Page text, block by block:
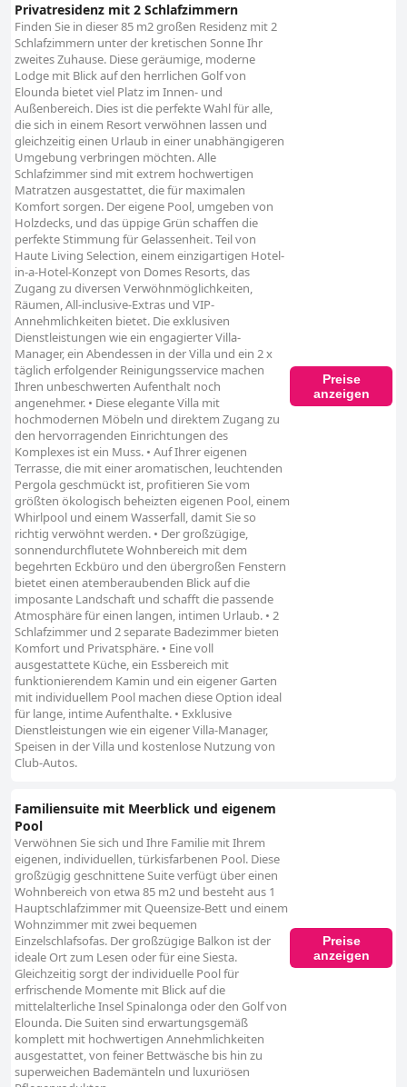
Privatresidenz mit 2 Schlafzimmern
Finden Sie in dieser 85 m2 großen Residenz mit 2
Schlafzimmern unter der kretischen Sonne Ihr
zweites Zuhause. Diese geräumige, moderne
Lodge mit Blick auf den herrlichen Golf von
Elounda bietet viel Platz im Innen- und
Außenbereich. Dies ist die perfekte Wahl für alle,
die sich in einem Resort verwöhnen lassen und
gleichzeitig einen Urlaub in einer unabhängigeren
Umgebung verbringen möchten. Alle
Schlafzimmer sind mit extrem hochwertigen
Matratzen ausgestattet, die für maximalen
Komfort sorgen. Der eigene Pool, umgeben von
Holzdecks, und das üppige Grün schaffen die
perfekte Stimmung für Gelassenheit. Teil von
Haute Living Selection, einem einzigartigen Hotel-
in-a-Hotel-Konzept von Domes Resorts, das
Zugang zu diversen Verwöhnmöglichkeiten,
Räumen, All-inclusive-Extras und VIP-
Annehmlichkeiten bietet. Die exklusiven
Dienstleistungen wie ein engagierter Villa-
Manager, ein Abendessen in der Villa und ein 2 x
täglich erfolgender Reinigungsservice machen
Ihren unbeschwerten Aufenthalt noch
angenehmer. • Diese elegante Villa mit
hochmodernen Möbeln und direktem Zugang zu
den hervorragenden Einrichtungen des
Komplexes ist ein Muss. • Auf Ihrer eigenen
Terrasse, die mit einer aromatischen, leuchtenden
Pergola geschmückt ist, profitieren Sie vom
größten ökologisch beheizten eigenen Pool, einem
Whirlpool und einem Wasserfall, damit Sie so
richtig verwöhnt werden. • Der großzügige,
sonnendurchflutete Wohnbereich mit dem
begehrten Eckbüro und den übergroßen Fenstern
bietet einen atemberaubenden Blick auf die
imposante Landschaft und schafft die passende
Atmosphäre für einen langen, intimen Urlaub. • 2
Schlafzimmer und 2 separate Badezimmer bieten
Komfort und Privatsphäre. • Eine voll
ausgestattete Küche, ein Essbereich mit
funktionierendem Kamin und ein eigener Garten
mit individuellem Pool machen diese Option ideal
für lange, intime Aufenthalte. • Exklusive
Dienstleistungen wie ein eigener Villa-Manager,
Speisen in der Villa und kostenlose Nutzung von
Club-Autos.
Preise
anzeigen
Familiensuite mit Meerblick und eigenem
Pool
Verwöhnen Sie sich und Ihre Familie mit Ihrem
eigenen, individuellen, türkisfarbenen Pool. Diese
großzügig geschnittene Suite verfügt über einen
Wohnbereich von etwa 85 m2 und besteht aus 1
Hauptschlafzimmer mit Queensize-Bett und einem
Wohnzimmer mit zwei bequemen
Einzelschlafsofas. Der großzügige Balkon ist der
ideale Ort zum Lesen oder für eine Siesta.
Gleichzeitig sorgt der individuelle Pool für
erfrischende Momente mit Blick auf die
mittelalterliche Insel Spinalonga oder den Golf von
Elounda. Die Suiten sind erwartungsgemäß
komplett mit hochwertigen Annehmlichkeiten
ausgestattet, von feiner Bettwäsche bis hin zu
superweichen Bademänteln und luxuriösen
Preise
anzeigen